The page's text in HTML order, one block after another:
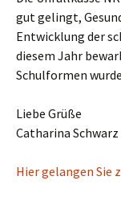
gut gelingt,
Entwicklung der
diesem Jahr
Schulformen
Liebe Grüße
Catharina Schwarz
Hier gelangen Sie